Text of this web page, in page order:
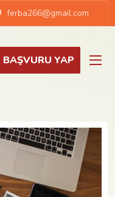
ferba266@gmail.com
BAŞVURU YAP